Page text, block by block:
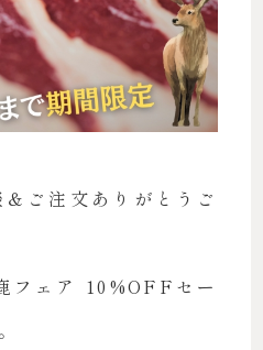
ご注文ありがとうご
フェア 10%OFFセー